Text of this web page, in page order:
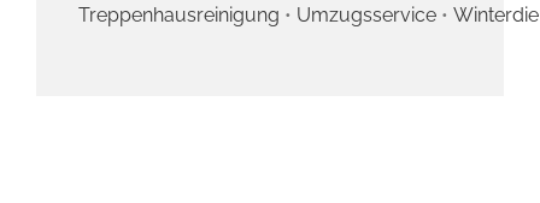
Treppenhausreinigung • Umzugsservice •